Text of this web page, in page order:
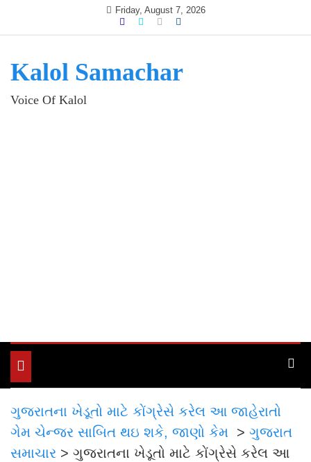
Friday, August 7, 2026
Kalol Samachar
Voice Of Kalol
Toggle
navigation
ગુજરાતના ખેડૂતો માટે કોંગ્રેસે કરેલ આ જાહેરાતો
ગેમ ચેન્જર સાબિત થઇ શકે, જાણો કેમ > ગુજરાત
સમાચાર > ગુજરાતના ખેડૂતો માટે કોંગ્રેસે કરેલ આ